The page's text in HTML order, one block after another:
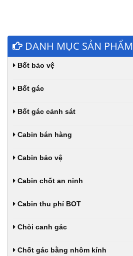
DANH MỤC SẢN PHẨM
Bốt bảo vệ
Bốt gác
Bốt gác cảnh sát
Cabin bán hàng
Cabin bảo vệ
Cabin chốt an ninh
Cabin thu phí BOT
Chòi canh gác
Chốt gác bằng nhôm kính